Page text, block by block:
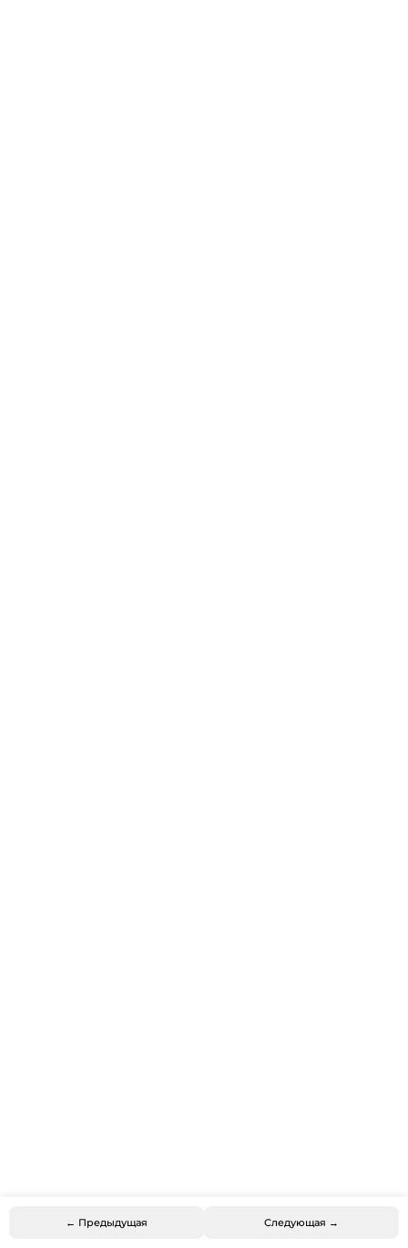
← Предыдущая Следующая →